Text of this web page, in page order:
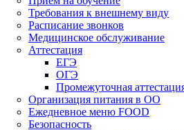
Требования к внешнему виду
Расписание звонков
Медицинское обслуживание
Аттестация
ЕГЭ
ОГЭ
Промежуточная
Организация питания в ОО
Ежедневное меню FOOD
Безопасность